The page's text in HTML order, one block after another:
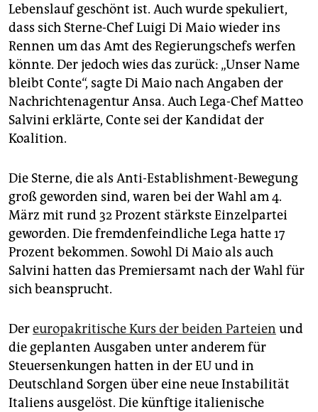
Lebenslauf geschönt ist. Auch wurde spekuliert,
dass sich Sterne-Chef Luigi Di Maio wieder ins
Rennen um das Amt des Regierungschefs werfen
könnte. Der jedoch wies das zurück: „Unser Name
bleibt Conte“, sagte Di Maio nach Angaben der
Nachrichtenagentur Ansa. Auch Lega-Chef Matteo
Salvini erklärte, Conte sei der Kandidat der
Koalition.
Die Sterne, die als Anti-Establishment-Bewegung
groß geworden sind, waren bei der Wahl am 4.
März mit rund 32 Prozent stärkste Einzelpartei
geworden. Die fremdenfeindliche Lega hatte 17
Prozent bekommen. Sowohl Di Maio als auch
Salvini hatten das Premiersamt nach der Wahl für
sich beansprucht.
Dereuropakritische Kurs der beiden Parteien und
die geplanten Ausgaben unter anderem für
Steuersenkungen hatten in der EU und in
Deutschland Sorgen über eine neue Instabilität
Italiens ausgelöst. Die künftige italienische